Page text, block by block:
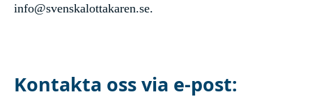
info@svenskalottakaren.se.
Kontakta oss via e-post: